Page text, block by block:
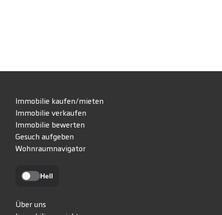
Immobilie kaufen/mieten
Immobilie verkaufen
Immobilie bewerten
Gesuch aufgeben
Wohnraumnavigator
Hell
Über uns